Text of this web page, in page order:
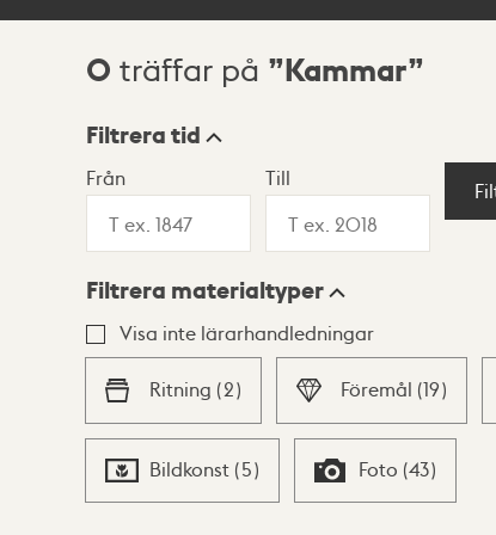
Sökresultat
0 träffar på Kammar
Visningsläge
Lista Karta
Filtrera tid
Från Till
Filtrera materialtyper
Visa inte lärarhandledningar
Ritning (2) Föremål (19)
Bildkonst (5) Foto (43)